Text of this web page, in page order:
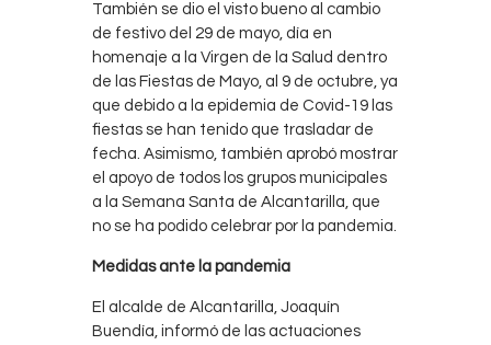
También se dio el visto bueno al cambio
de festivo del 29 de mayo, día en
homenaje a la Virgen de la Salud dentro
de las Fiestas de Mayo, al 9 de octubre, ya
que debido a la epidemia de Covid-19 las
fiestas se han tenido que trasladar de
fecha. Asimismo, también aprobó mostrar
el apoyo de todos los grupos municipales
a la Semana Santa de Alcantarilla, que
no se ha podido celebrar por la pandemia.
Medidas ante la pandemia
El alcalde de Alcantarilla, Joaquín
Buendía, informó de las actuaciones